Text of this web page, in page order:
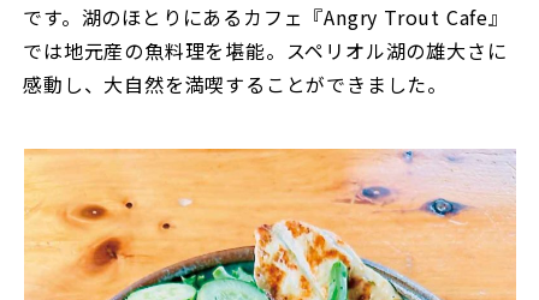
です。湖のほとりにあるカフェ『Angry Trout Cafe』
では地元産の魚料理を堪能。スペリオル湖の雄大さに
感動し、大自然を満喫することができました。